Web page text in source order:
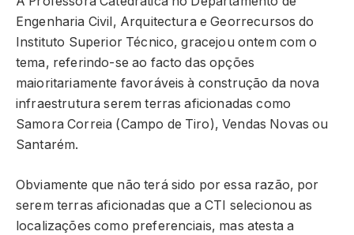
Engenharia Civil, Arquitectura e Georrecursos do
Instituto Superior Técnico, gracejou ontem com o
tema, referindo-se ao facto das opções
maioritariamente favoráveis à construção da nova
infraestrutura serem terras aficionadas como
Samora Correia (Campo de Tiro), Vendas Novas ou
Santarém.
Obviamente que não terá sido por essa razão, por
serem terras aficionadas que a CTI selecionou as
localizações como preferenciais, mas atesta a